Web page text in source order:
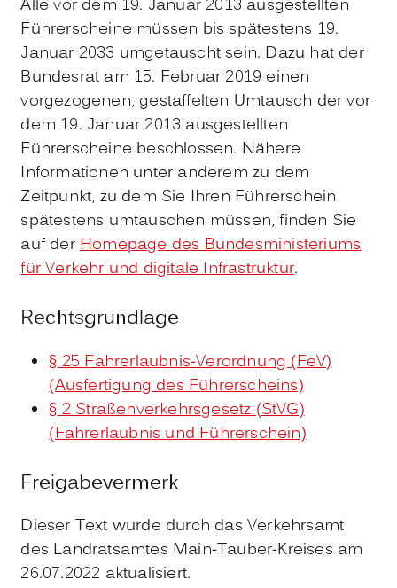
Alle vor dem 19. Januar 2013 ausgestellten
Führerscheine müssen bis spätestens 19.
Januar 2033 umgetauscht sein. Dazu hat der
Bundesrat am 15. Februar 2019 einen
vorgezogenen, gestaffelten Umtausch der vor
dem 19. Januar 2013 ausgestellten
Führerscheine beschlossen. Nähere
Informationen unter anderem zu dem
Zeitpunkt, zu dem Sie Ihren Führerschein
spätestens umtauschen müssen, finden Sie
auf derHomepage des Bundesministeriums
für Verkehr und digitale Infrastruktur.
Rechtsgrundlage
§ 25 Fahrerlaubnis-Verordnung (FeV)
(Ausfertigung des Führerscheins)
§ 2 Straßenverkehrsgesetz (StVG)
(Fahrerlaubnis und Führerschein)
Freigabevermerk
Dieser Text wurde durch das Verkehrsamt
des Landratsamtes Main-Tauber-Kreises am
26.07.2022 aktualisiert.